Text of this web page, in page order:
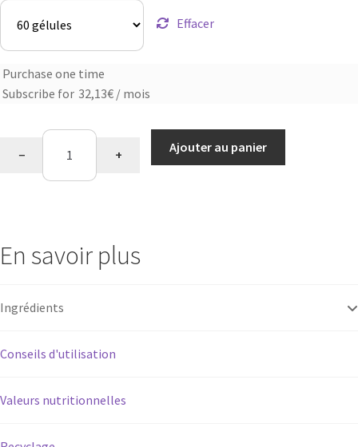
Effacer
Choose
purchase
Purchase one time
Subscribe for 32,13€ / mois
quantité
− +
Ajouter au panier
En savoir plus
Ingrédients
Conseils d'utilisation
Valeurs nutritionnelles